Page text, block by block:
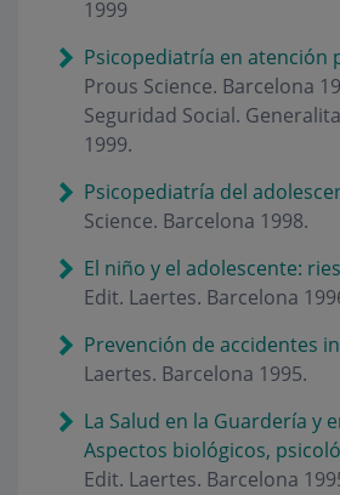
1999
Psicopediatría en atención
Prous Science. Barcelona
Seguridad Social.
1999.
Psicopediatría del
Science. Barcelona 1998.
El niño y el adolescente:
Edit. Laertes. Barcelona
Prevención de accidentes
Laertes. Barcelona 1995.
La Salud en la Guardería y
Aspectos biológicos,
Edit. Laertes. Barcelona